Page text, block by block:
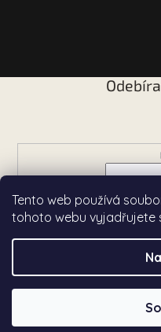
Tento web používá
tohoto webu vyjadřujete
Copyright 2026